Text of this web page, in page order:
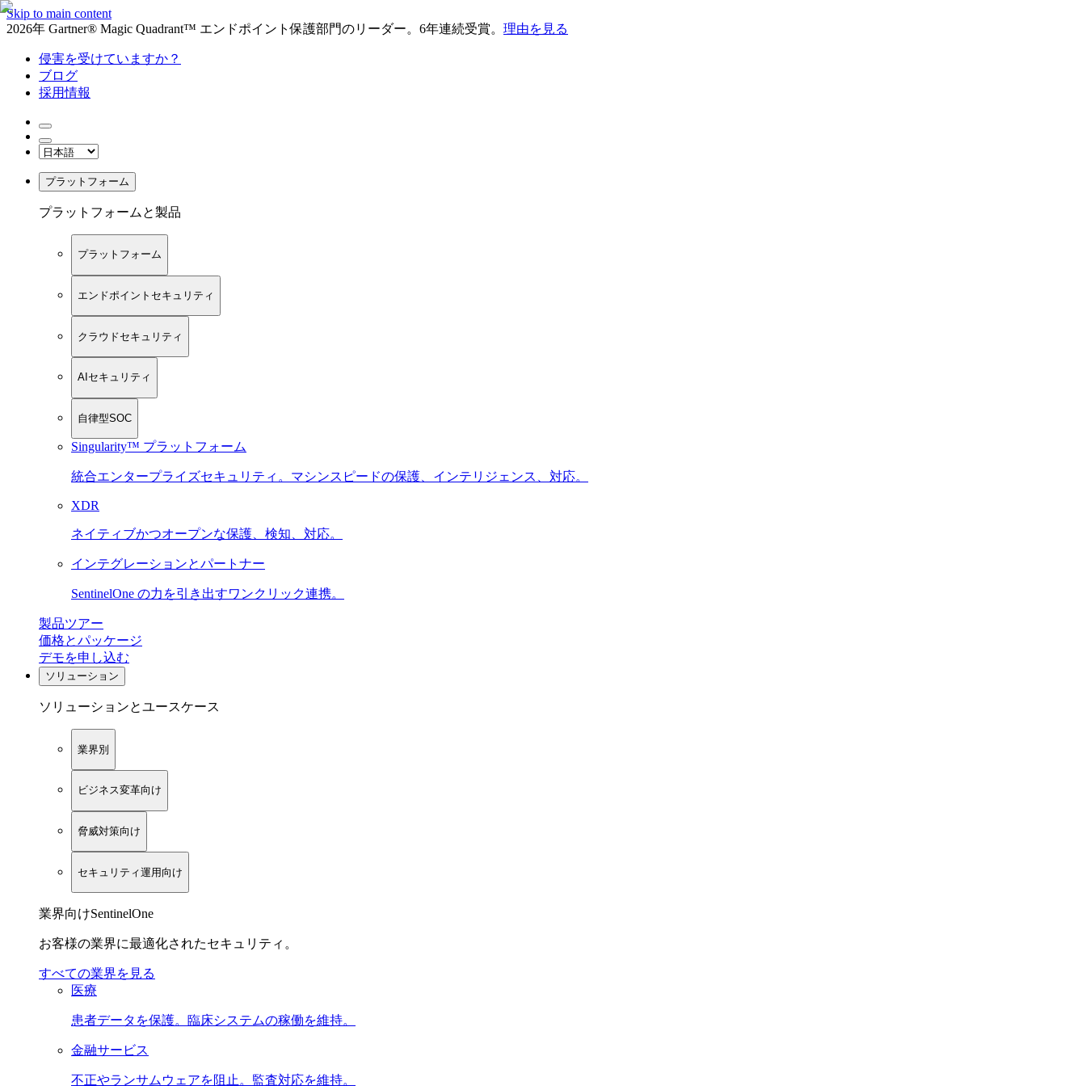
Skip to main content
2026年 Gartner® Magic Quadrant™ エンドポイント保護部門のリーダー。6年連続受賞。 理由を見る
侵害を受けていますか？
ブログ
採用情報
プラットフォーム
プラットフォームと製品
プラットフォーム
エンドポイントセキュリティ
クラウドセキュリティ
AIセキュリティ
自律型SOC
Singularity™ プラットフォーム
統合エンタープライズセキュリティ。マシンスピードの保護、インテリジェンス、対応。
XDR
ネイティブかつオープンな保護、検知、対応。
インテグレーションとパートナー
SentinelOne の力を引き出すワンクリック連携。
製品ツアー
価格とパッケージ
デモを申し込む
ソリューション
ソリューションとユースケース
業界別
ビジネス変革向け
脅威対策向け
セキュリティ運用向け
業界向けSentinelOne
お客様の業界に最適化されたセキュリティ。
すべての業界を見る
医療
患者データを保護。臨床システムの稼働を維持。
金融サービス
不正やランサムウェアを阻止。監査対応を維持。